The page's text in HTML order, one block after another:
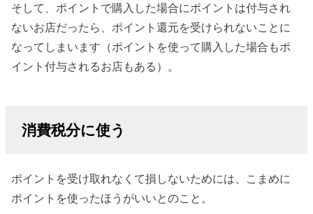
そして、ポイントで購入した場合にポイントは付与され
ないお店だったら、ポイント還元を受けられないことに
なってしまいます（ポイントを使って購入した場合もポ
イント付与されるお店もある）。
消費税分に使う
ポイントを受け取れなくて損しないためには、こまめに
ポイントを使ったほうがいいとのこと。